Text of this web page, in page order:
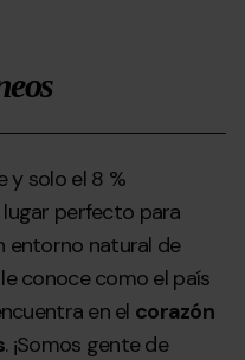
y solo el 8 %
lugar perfecto para
entorno natural de
conoce como el país
en el corazón
. ¡Somos gente de